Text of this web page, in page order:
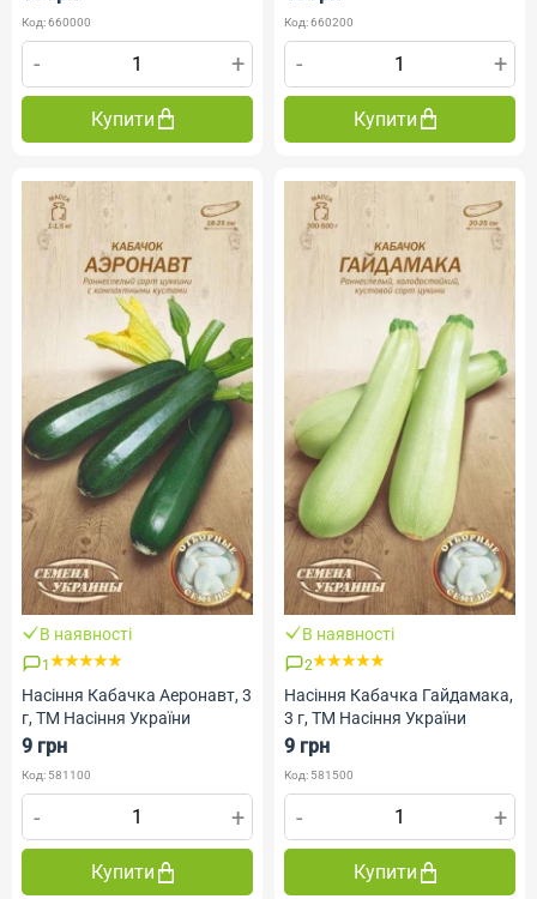
Код: 660000
- +
Купити
Код: 660200
- +
Купити
В наявності
1
Насіння Кабачка Аеронавт, 3
г, ТМ Насіння України
9 грн
Код: 581100
- +
Купити
В наявності
2
Насіння Кабачка Гайдамака,
3 г, ТМ Насіння України
9 грн
Код: 581500
- +
Купити